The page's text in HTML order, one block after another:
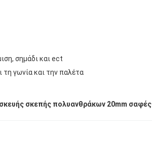
σημάδι και ect
τη γωνία και την παλέτα
σκεπής πολυανθράκων 20mm σαφές